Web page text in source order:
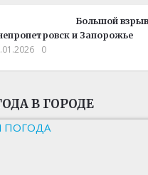
Большой
и Запорожье
0
В ГОРОДЕ
ПОГОДА